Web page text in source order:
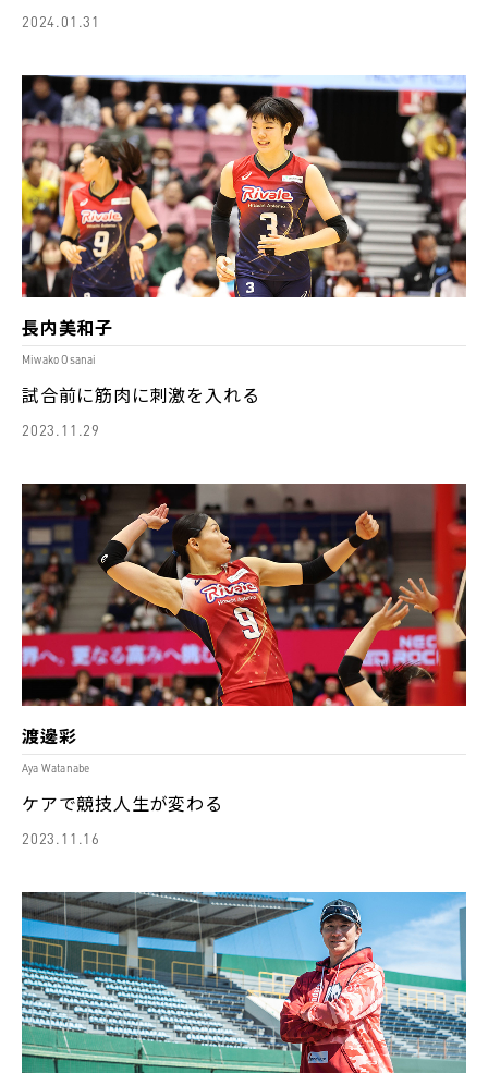
2024.01.31
長内美和子
Miwako Osanai
試合前に筋肉に刺激を入れる
2023.11.29
渡邊彩
Aya Watanabe
ケアで競技人生が変わる
2023.11.16